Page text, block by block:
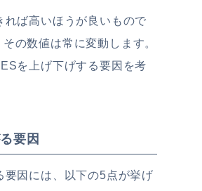
れば高いほうが良いもので
の数値は常に変動します。
を上げ下げする要因を考
要因
要因には、以下の5点が挙げ